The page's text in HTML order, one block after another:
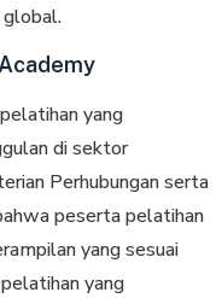
global.
yang
di sektor
Perhubungan serta
peserta pelatihan
yang sesuai
yang